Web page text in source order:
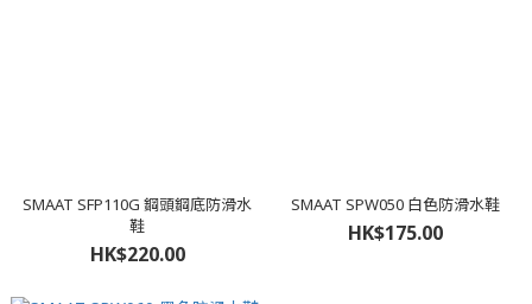
SMAAT SFP110G 鋼頭鋼底防滑水
鞋
HK$220.00
SMAAT SPW050 白色防滑水鞋
HK$175.00